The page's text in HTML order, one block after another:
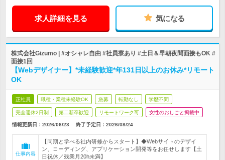
求人詳細を見る 気になる
株式会社Gizumo | #オシャレ自由 #社員寮あり #土日＆早朝夜間面接もOK #
面接1回
【Webデザイナー】*未経験歓迎*年131日以上のお休み*リモート
OK
正社員 職種・業種未経験OK 急募 転勤なし 学歴不問
完全週休2日制 第二新卒歓迎 リモートワーク可 女性のおしごと掲載中
情報更新日：2026/06/23 終了予定日： 2026/08/24
仕事内容
【同期と学べる社内研修からスタート】◆Webサイトのデザイ
ン、コーディング、アプリケーション開発等をお任せします【土
日祝休／残業月20h未満】